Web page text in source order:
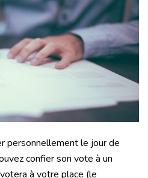
personnellement le jour de
confier son vote à un
à votre place (le